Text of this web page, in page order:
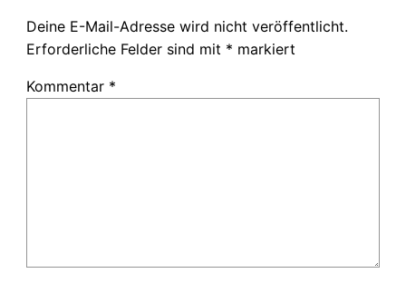
Deine E-Mail-Adresse wird nicht veröffentlicht.
Erforderliche Felder sind mit * markiert
Kommentar *